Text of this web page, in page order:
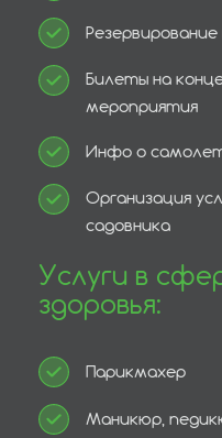
Билеты на
мероприятия
Инфо о
Организация
садовника
Услуги в
здоровья:
Парикмахер
Маникюр,